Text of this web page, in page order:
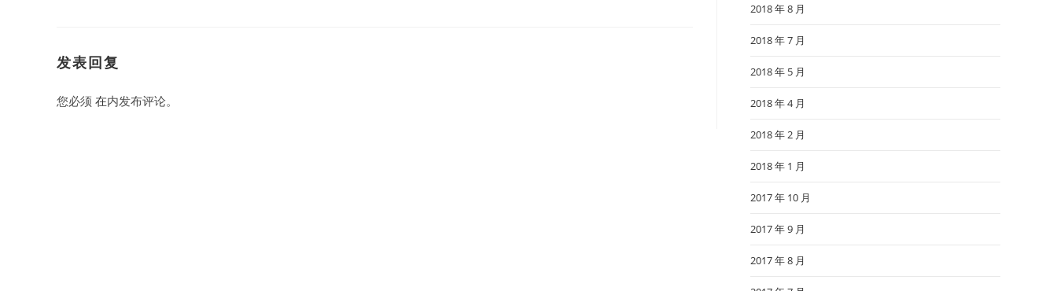
发表回复
您必须 在内发布评论。
2018 年 8 月
2018 年 7 月
2018 年 5 月
2018 年 4 月
2018 年 2 月
2018 年 1 月
2017 年 10 月
2017 年 9 月
2017 年 8 月